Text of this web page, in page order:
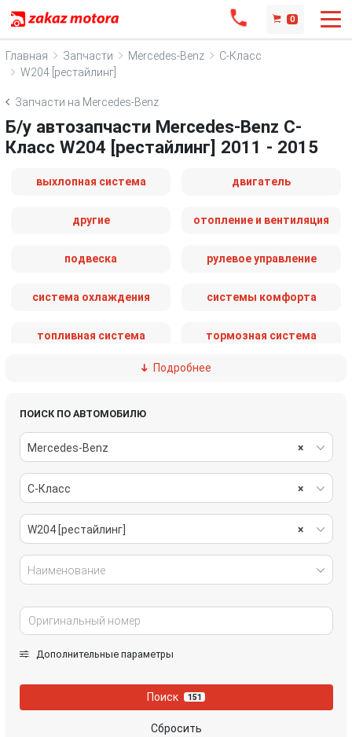
0
Главная Запчасти Mercedes-Benz
C-Класс
W204 [рестайлинг]
Запчасти на Mercedes-Benz
Б/у автозапчасти Mercedes-Benz C-
Класс W204 [рестайлинг] 2011 - 2015
выхлопная система двигатель
другие отопление и вентиляция
подвеска рулевое управление
система охлаждения системы комфорта
топливная система тормозная система
Подробнее
ПОИСК ПО АВТОМОБИЛЮ
×
Mercedes-Benz
×
C-Класс
×
W204 [рестайлинг]
Наименование
Дополнительные параметры
Поиск 151
Сбросить